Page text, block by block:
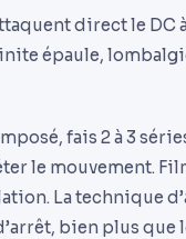
direct le DC
épaule,
fais 2 à 3
le mouvement.
La technique
bien plus que